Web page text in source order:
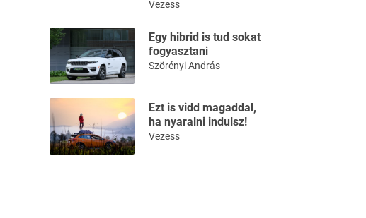
Vezess
Egy hibrid is tud sokat
fogyasztani
Szörényi András
Ezt is vidd magaddal,
ha nyaralni indulsz!
Vezess